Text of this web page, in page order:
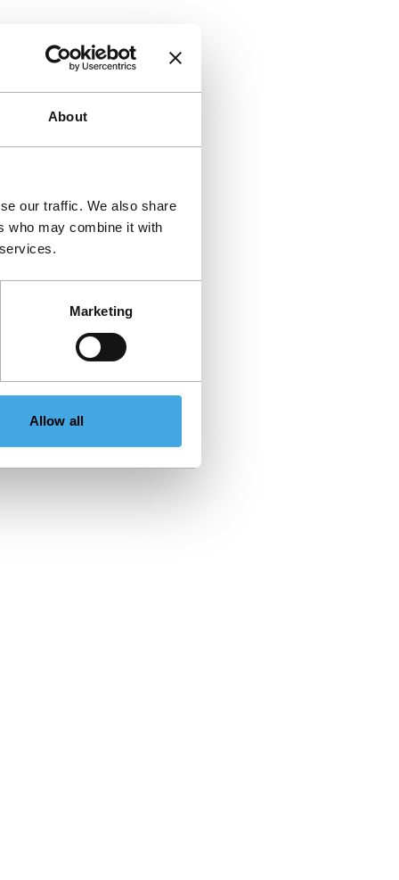
About
our traffic. We also share
who may combine it with
Marketing
Allow all